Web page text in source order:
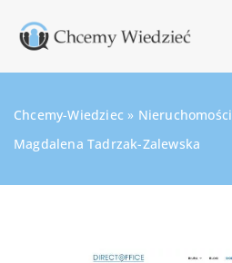
Chcemy-Wiedziec » Nieruchomości
Magdalena Tadrzak-Zalewska